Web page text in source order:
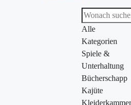
Alle
Kategorien
Spiele &
Unterhaltung
Bücherschapp
Kajüte
Kleiderkammer